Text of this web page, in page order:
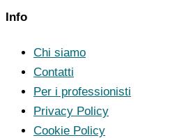
Info
Chi siamo
Contatti
Per i professionisti
Privacy Policy
Cookie Policy